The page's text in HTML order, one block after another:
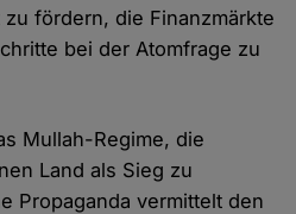
fördern, die Finanzmärkte
bei der Atomfrage zu
Mullah-Regime, die
Land als Sieg zu
Propaganda vermittelt den